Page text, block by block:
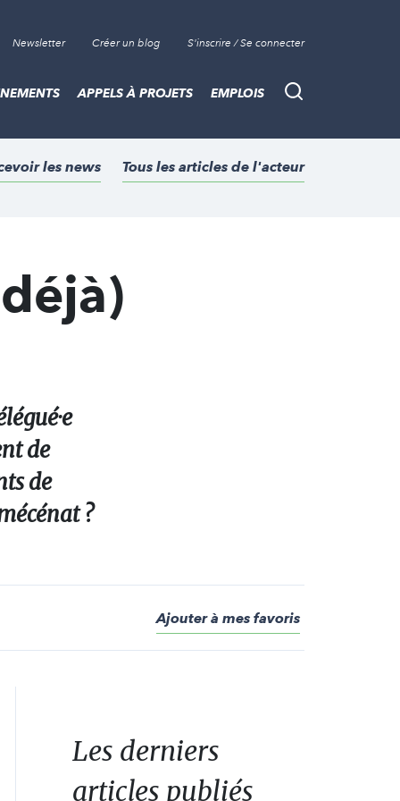
Newsletter Créer un blog S'inscrire / Se connecter
Recherche
APPELS À PROJETS EMPLOIS
les news Tous les articles de l'acteur
de
de
?
Ajouter à mes favoris
Les derniers
articles publiés